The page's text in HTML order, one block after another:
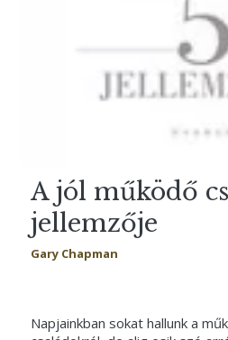
A jól működő
jellemzője
Gary Chapman
Napjainkban sokat hallunk a